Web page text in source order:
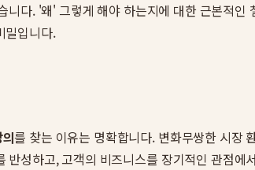
다. '왜' 그렇게 해야 하는지에 대한 근본적
밀입니다.
를 찾는 이유는 명확합니다. 변화무쌍한 시장
성하고, 고객의 비즈니스를 장기적인 관점